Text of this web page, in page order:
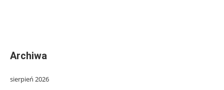
Archiwa
sierpień 2026